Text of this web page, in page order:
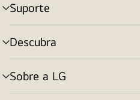
Suporte
alternar
menu
Descubra
alternar
menu
Sobre a LG
alternar
menu